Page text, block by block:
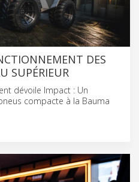
DES
SUPÉRIEUR
dévoile Impact : Un
compacte à la Bauma